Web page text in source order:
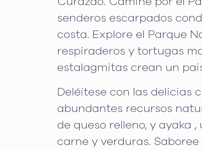
senderos escarpados
costa. Explore el Parque
respiraderos y tortugas
estalagmitas crean un
Deléitese con las delicias
abundantes recursos
de queso relleno, y ayaka
carne y verduras.